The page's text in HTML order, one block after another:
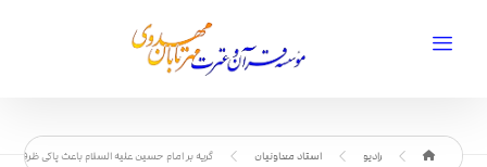
رادیو استاد معاونیان گریه بر امام حسین علیه السلام باعث پاکی ظرف